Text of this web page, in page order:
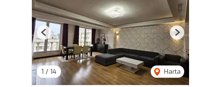
1 / 14 Harta
Previous Next